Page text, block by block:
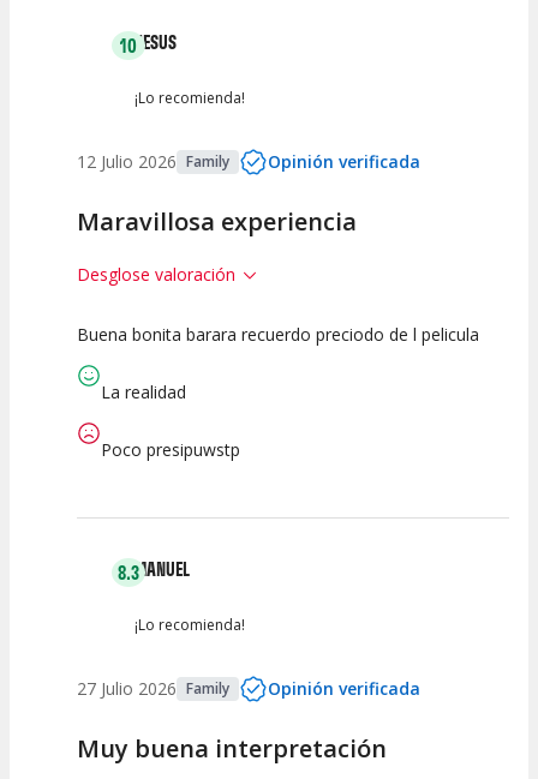
10JESUS
¡Lo recomienda!
12 Julio 2026 Family Opinión verificada
Maravillosa experiencia
Desglose valoración
10
Calidad del
Espectáculo
10 10
Buena bonita barara recuerdo preciodo de l pelicula
La realidad
Poco presipuwstp
8.3MANUEL
¡Lo recomienda!
27 Julio 2026 Family Opinión verificada
Muy buena interpretación